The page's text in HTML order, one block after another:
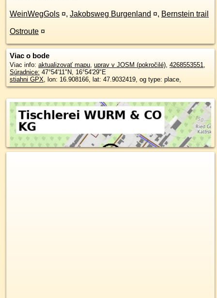
WeinWegGols ¤, Jakobsweg Burgenland ¤, Bernstein trail
Ostroute ¤
Viac o bode
Viac info: aktualizovať mapu, uprav v JOSM (pokročilé), 4268553551,
Súradnice: 47°54'11"N, 16°54'29"E
stiahni GPX, lon: 16.908166, lat: 47.9032419, og type: place,